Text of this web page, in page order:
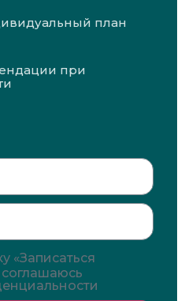
план
при
«Записаться
соглашаюсь